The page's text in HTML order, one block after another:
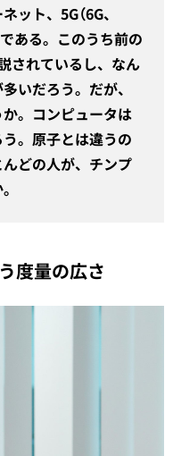
ト、5G（6G、
ある。このうち前の
されているし、なん
いだろう。だが、
。コンピュータは
。原子とは違うの
どの人が、チンプ
度量の広さ